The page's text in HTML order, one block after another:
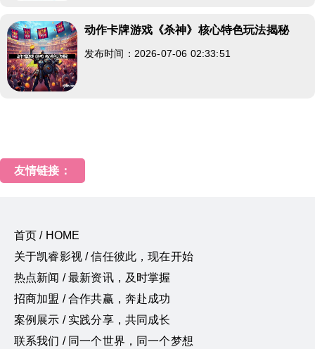
动作卡牌游戏《杀神》核心特色玩法揭秘
发布时间：2026-07-06 02:33:51
友情链接：
首页 / HOME
关于凯睿影视 / 信任彼此，现在开始
热点新闻 / 最新资讯，及时掌握
招商加盟 / 合作共赢，奔赴成功
案例展示 / 实践分享，共同成长
联系我们 / 同一个世界，同一个梦想